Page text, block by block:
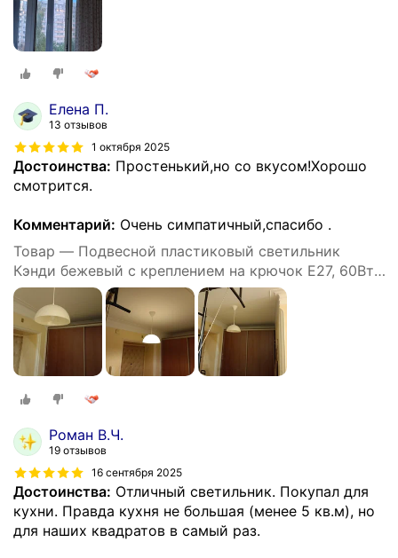
Елена П.
13 отзывов
1 октября 2025
Достоинства: Простенький,но со вкусом!Хорошо
смотрится.
Комментарий: Очень симпатичный,спасибо .
Товар — Подвесной пластиковый светильник
Кэнди бежевый с креплением на крючок Е27, 60Вт,
IP20, 220В, 290х170 мм, без ламп, НСБ 21-60-232
Роман В.Ч.
19 отзывов
16 сентября 2025
Достоинства: Отличный светильник. Покупал для
кухни. Правда кухня не большая (менее 5 кв.м), но
для наших квадратов в самый раз.